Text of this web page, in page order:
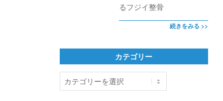
るフジイ整骨
続きをみる >>
カテゴリー
テ